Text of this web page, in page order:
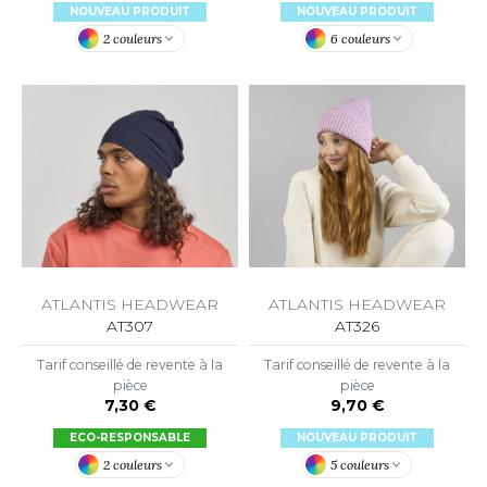
IN EUROPE
LABEL / TEAR AWAY
SHOPPING
ROW
OF THE LOOM
OF THE LOOM VINTAGE
- BLANKS
NOUVEAU PRODUIT
2 couleurs
NOUVEAU PRODUIT
6 couleurs
ATLANTIS HEADWEAR
AT307
Tarif conseillé de revente à la
pièce
7,30 €
ECO-RESPONSABLE
2 couleurs
ATLANTIS HEADWEAR
AT326
Tarif conseillé de revente à la
pièce
9,70 €
NOUVEAU PRODUIT
5 couleurs